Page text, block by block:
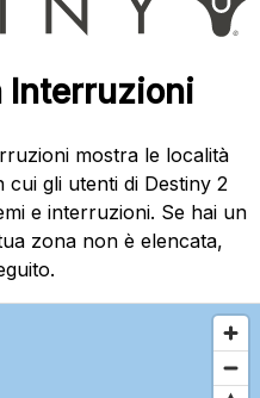
Interruzioni
mostra le località
gli utenti di Destiny 2
e interruzioni. Se hai un
zona non è elencata,